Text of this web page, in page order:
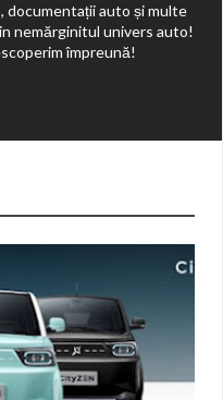
documentații auto și multe
nemărginitul univers auto!
împreună!